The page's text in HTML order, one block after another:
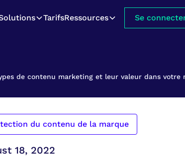
TarifsRessources Se
de contenu marketing et leur valeur dans votre
du contenu de la marque
18, 2022